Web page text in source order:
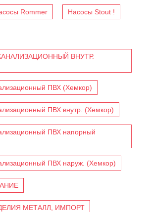
Rommer Насосы Stout !
ВНУТР.
ПВХ (Хемкор)
ПВХ внутр. (Хемкор)
ПВХ напорный
ПВХ наруж. (Хемкор)
МЕТАЛЛ, ИМПОРТ